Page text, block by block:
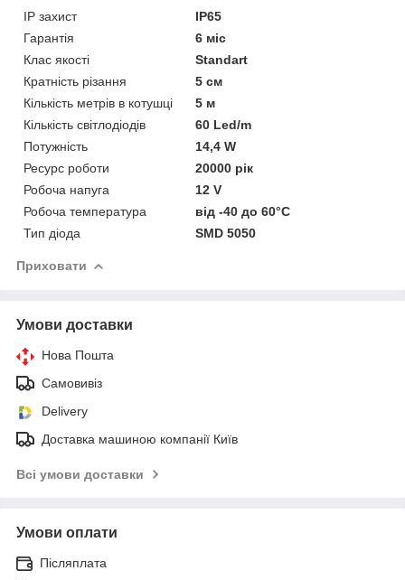
IP захист
IP65
Гарантія
6 міс
Клас якості
Standart
Кратність різання
5 см
Кількість метрів в котушці
5 м
Кількість світлодіодів
60 Led/m
Потужність
14,4 W
Ресурс роботи
20000 рік
Робоча напуга
12 V
Робоча температура
від -40 до 60°C
Тип діода
SMD 5050
Приховати
Умови доставки
Нова Пошта
Самовивіз
Delivery
Доставка машиною компанії Київ
Всі умови доставки
Умови оплати
Післяплата